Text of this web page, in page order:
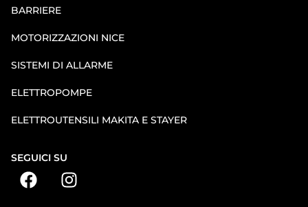
BARRIERE
MOTORIZZAZIONI NICE
SISTEMI DI ALLARME
ELETTROPOMPE
ELETTROUTENSILI MAKITA E STAYER
SEGUICI SU